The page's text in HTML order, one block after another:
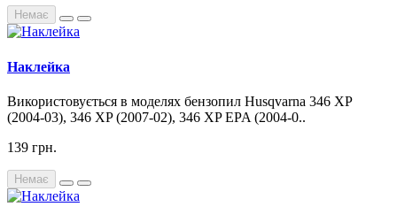
Немає
Наклейка
Використовується в моделях бензопил Husqvarna 346 XP
(2004-03), 346 XP (2007-02), 346 XP EPA (2004-0..
139 грн.
Немає